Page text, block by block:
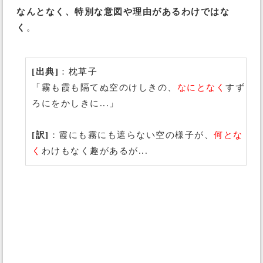
なんとなく、特別な意図や理由があるわけではな
く 。
[出典] ：枕草子
「霧も霞も隔てぬ空のけしきの、 なにとなく すず
ろにをかしきに...」
[訳] ：霞にも霧にも遮らない空の様子が、 何とな
く わけもなく趣があるが...